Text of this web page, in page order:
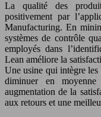
La qualité des
positivement par
Manufacturing. En
systèmes de contrôle
employés dans
Lean améliore la
Une usine qui intègre
diminuer en
augmentation de la
aux retours et une